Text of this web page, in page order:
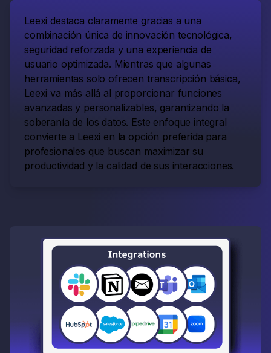
Leexi destaca claramente gracias a una
combinación única de innovación tecnológica,
seguridad reforzada y una experiencia de
usuario optimizada. Mientras que algunas
herramientas solo ofrecen transcripción básica,
Leexi va más allá al proporcionar funciones
avanzadas y personalizables, garantizando la
soberanía de los datos. Este enfoque integral
convierte a Leexi en la opción preferida para
profesionales que buscan maximizar su
productividad y la calidad de sus interacciones.